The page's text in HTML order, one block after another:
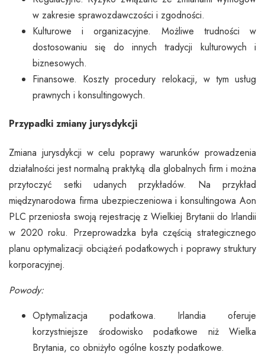
w zakresie sprawozdawczości i zgodności.
Kulturowe i organizacyjne. Możliwe trudności w
dostosowaniu się do innych tradycji kulturowych i
biznesowych.
Finansowe. Koszty procedury relokacji, w tym usług
prawnych i konsultingowych.
Przypadki zmiany jurysdykcji
Zmiana jurysdykcji w celu poprawy warunków prowadzenia
działalności jest normalną praktyką dla globalnych firm i można
przytoczyć setki udanych przykładów. Na przykład
międzynarodowa firma ubezpieczeniowa i konsultingowa Aon
PLC przeniosła swoją rejestrację z Wielkiej Brytanii do Irlandii
w 2020 roku. Przeprowadzka była częścią strategicznego
planu optymalizacji obciążeń podatkowych i poprawy struktury
korporacyjnej.
Powody:
Optymalizacja podatkowa. Irlandia oferuje
korzystniejsze środowisko podatkowe niż Wielka
Brytania, co obniżyło ogólne koszty podatkowe.